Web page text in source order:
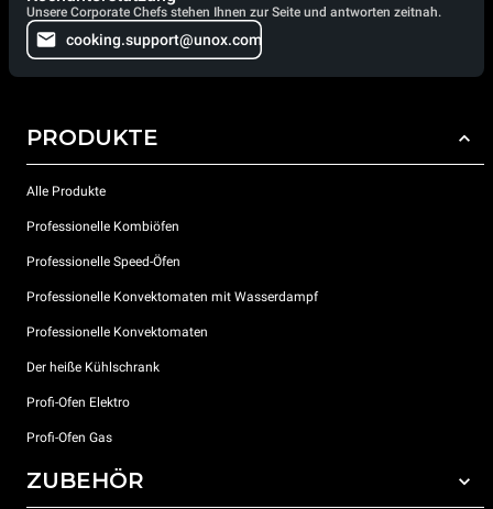
Unsere Corporate Chefs stehen Ihnen zur Seite und antworten zeitnah.
cooking.support@unox.com
PRODUKTE
Alle Produkte
Professionelle Kombiöfen
Professionelle Speed-Öfen
Professionelle Konvektomaten mit Wasserdampf
Professionelle Konvektomaten
Der heiße Kühlschrank
Profi-Ofen Elektro
Profi-Ofen Gas
ZUBEHÖR